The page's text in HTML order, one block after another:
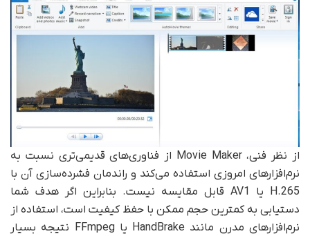
از نظر فنی، Movie Maker از فناوری‌های قدیمی‌تری نسبت به
نرم‌افزارهای امروزی استفاده می‌کند و راندمان فشرده‌سازی آن با
H.265 یا AV1 قابل مقایسه نیست. بنابراین اگر هدف شما
دستیابی به کمترین حجم ممکن با حفظ کیفیت است، استفاده از
نرم‌افزارهای مدرن مانند HandBrake یا FFmpeg نتیجه بسیار